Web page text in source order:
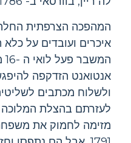
איכרים ועובדים על
אנטואנט הזדקפה
ולשלוח מכתבים
לעזרתם בהצלת
מזימה לחמוק את